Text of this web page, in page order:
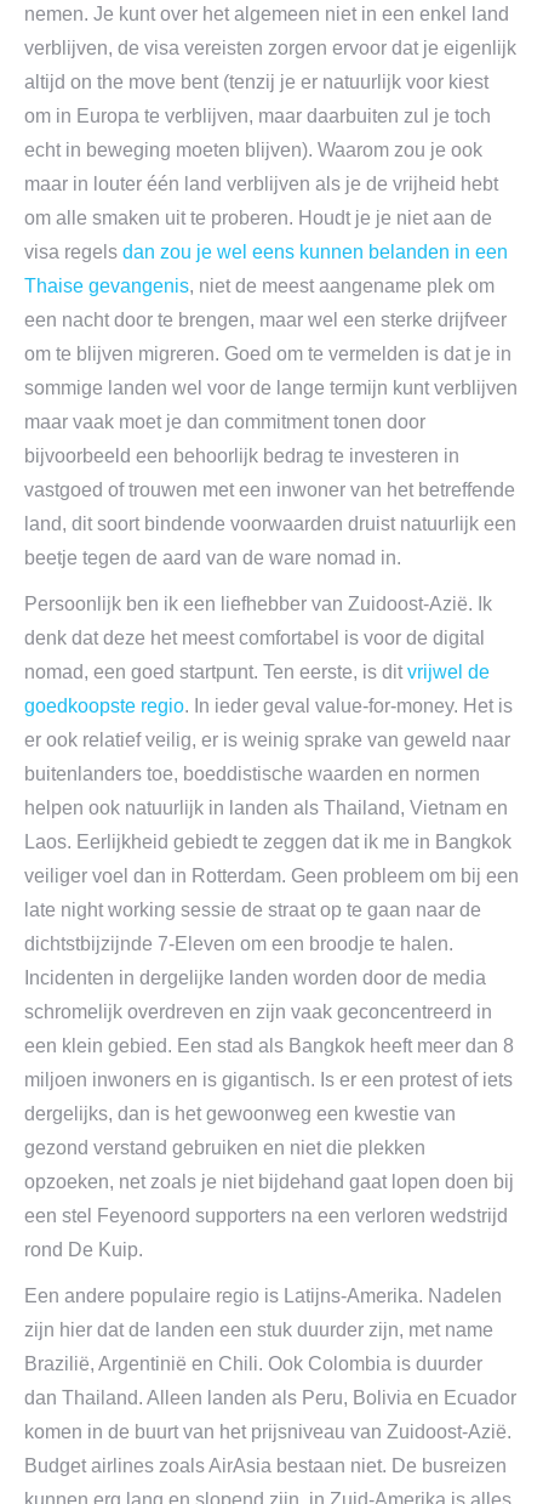
nemen. Je kunt over het algemeen niet in een enkel land
verblijven, de visa vereisten zorgen ervoor dat je eigenlijk
altijd on the move bent (tenzij je er natuurlijk voor kiest
om in Europa te verblijven, maar daarbuiten zul je toch
echt in beweging moeten blijven). Waarom zou je ook
maar in louter één land verblijven als je de vrijheid hebt
om alle smaken uit te proberen. Houdt je je niet aan de
visa regels dan zou je wel eens kunnen belanden in een
Thaise gevangenis, niet de meest aangename plek om
een nacht door te brengen, maar wel een sterke drijfveer
om te blijven migreren. Goed om te vermelden is dat je in
sommige landen wel voor de lange termijn kunt verblijven
maar vaak moet je dan commitment tonen door
bijvoorbeeld een behoorlijk bedrag te investeren in
vastgoed of trouwen met een inwoner van het betreffende
land, dit soort bindende voorwaarden druist natuurlijk een
beetje tegen de aard van de ware nomad in.
Persoonlijk ben ik een liefhebber van Zuidoost-Azië. Ik
denk dat deze het meest comfortabel is voor de digital
nomad, een goed startpunt. Ten eerste, is dit vrijwel de
goedkoopste regio. In ieder geval value-for-money. Het is
er ook relatief veilig, er is weinig sprake van geweld naar
buitenlanders toe, boeddistische waarden en normen
helpen ook natuurlijk in landen als Thailand, Vietnam en
Laos. Eerlijkheid gebiedt te zeggen dat ik me in Bangkok
veiliger voel dan in Rotterdam. Geen probleem om bij een
late night working sessie de straat op te gaan naar de
dichtstbijzijnde 7-Eleven om een broodje te halen.
Incidenten in dergelijke landen worden door de media
schromelijk overdreven en zijn vaak geconcentreerd in
een klein gebied. Een stad als Bangkok heeft meer dan 8
miljoen inwoners en is gigantisch. Is er een protest of iets
dergelijks, dan is het gewoonweg een kwestie van
gezond verstand gebruiken en niet die plekken
opzoeken, net zoals je niet bijdehand gaat lopen doen bij
een stel Feyenoord supporters na een verloren wedstrijd
rond De Kuip.
Een andere populaire regio is Latijns-Amerika. Nadelen
zijn hier dat de landen een stuk duurder zijn, met name
Brazilië, Argentinië en Chili. Ook Colombia is duurder
dan Thailand. Alleen landen als Peru, Bolivia en Ecuador
komen in de buurt van het prijsniveau van Zuidoost-Azië.
Budget airlines zoals AirAsia bestaan niet. De busreizen
kunnen erg lang en slopend zijn, in Zuid-Amerika is alles